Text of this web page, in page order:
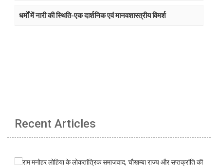
धर्मों में नारी की स्थिति-एक दार्शनिक एवं मानवशास्त्रीय विमर्श
Recent Articles